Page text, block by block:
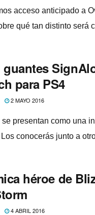
acceso anticipado a
qué tan distinto será
guantes
para PS4
2 MAYO 2016
presentan como una
conocerás junto a
héroe de
4 ABRIL 2016